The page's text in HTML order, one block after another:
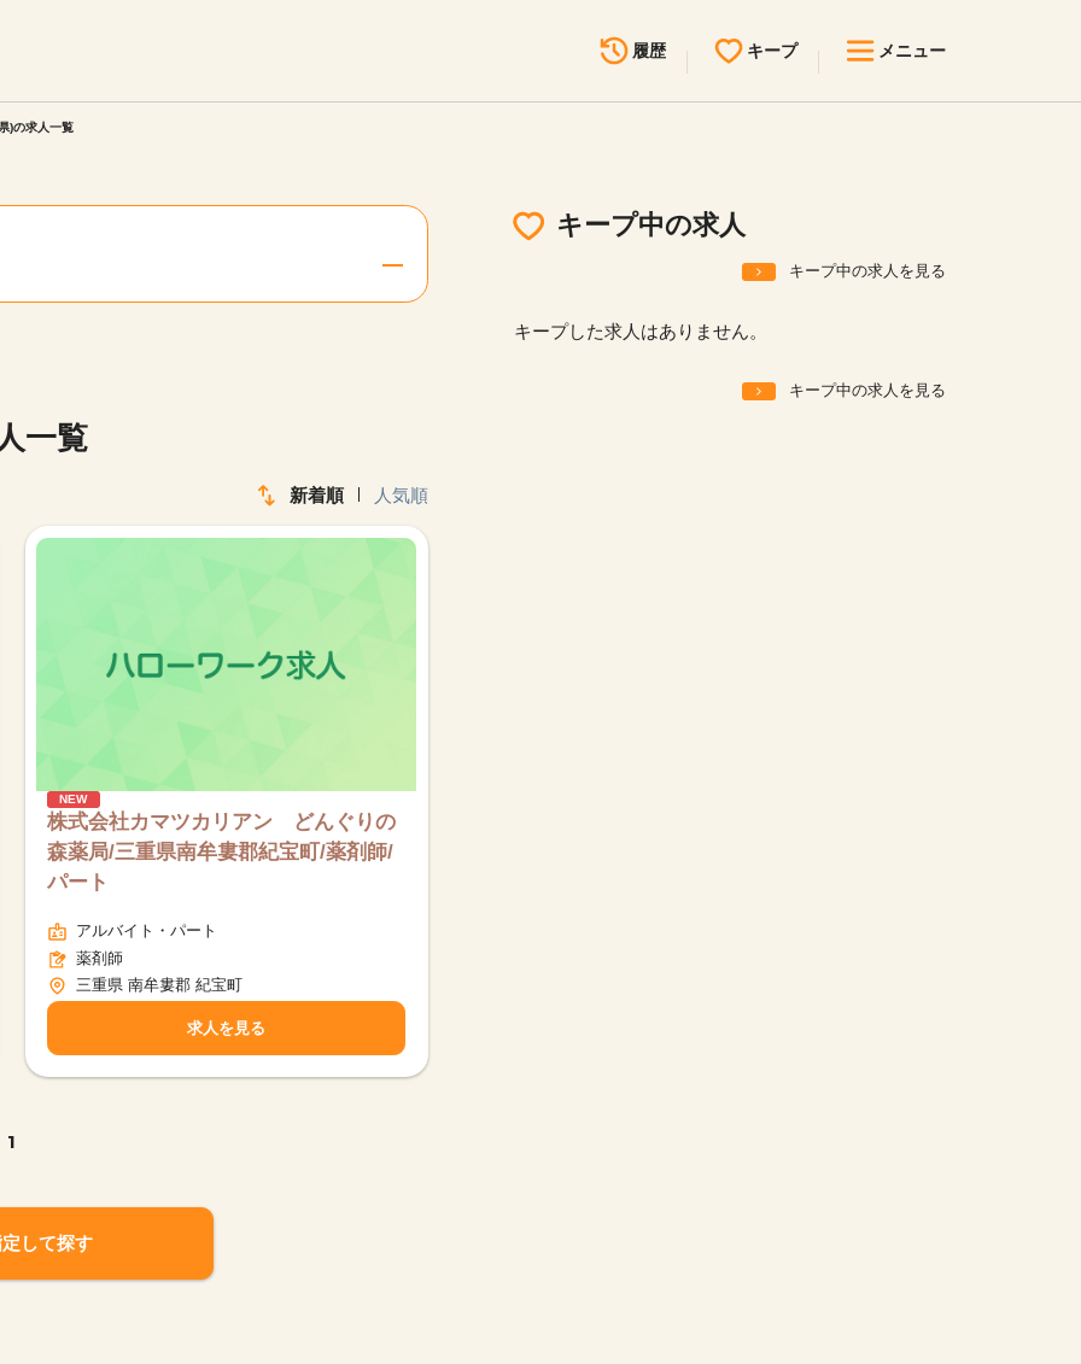
履歴 キープ メニュー
見学会・イベント情報
)の求人一覧
一覧
新着順 人気順
NEW
株式会社カマツカリアン どんぐりの
森薬局/三重県南牟婁郡紀宝町/薬剤師/
パート
アルバイト・パート
薬剤師
三重県 南牟婁郡 紀宝町
求人を見る
1
して探す
キープ中の求人
キープ中の求人を見る
キープした求人はありません。
キープ中の求人を見る